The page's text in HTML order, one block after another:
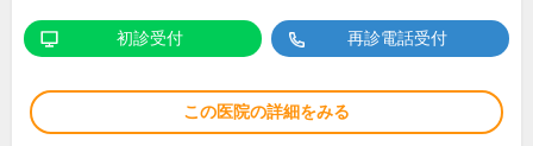
初診受付 再診電話受付
この医院の詳細をみる